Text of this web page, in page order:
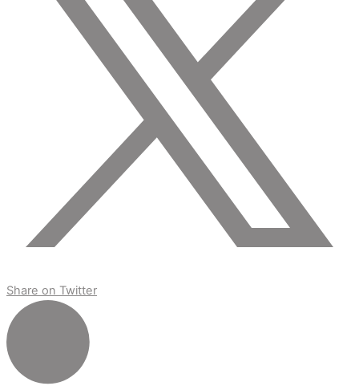
Share on Twitter